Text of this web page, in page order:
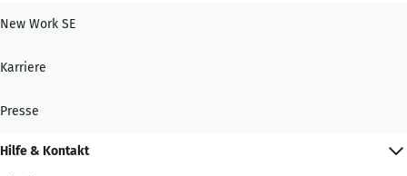
New Work SE
Karriere
Presse
Hilfe & Kontakt